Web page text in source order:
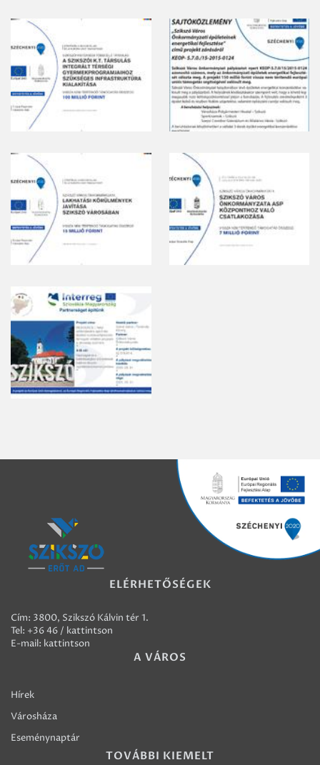
ELÉRHETŐSÉGEK
Cím: 3800, Szikszó Kálvin tér 1.
Tel: +36 46 / kattintson
E-mail: kattintson
A VÁROS
Hírek
Városháza
Eseménynaptár
TOVÁBBI KIEMELT